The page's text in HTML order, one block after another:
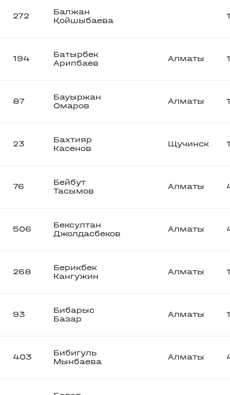
272
Балжан
Қойшыбаева
194
Батырбек
Арипбаев
Алматы
87
Бауыржан
Омаров
Алматы
23
Бахтияр
Касенов
Щучинск
76
Бейбут
Тасымов
Алматы
506
Бексултан
Джолдасбеков
Алматы
268
Берикбек
Кангужин
Алматы
93
Бибарыс
Базар
Алматы
403
Бибигуль
Мынбаева
Алматы